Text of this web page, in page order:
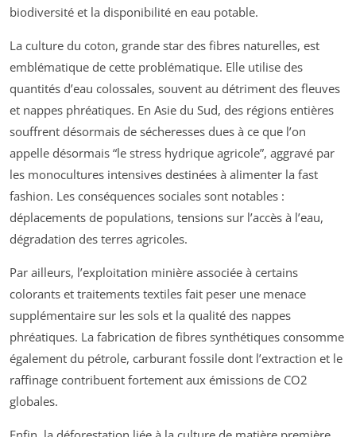
biodiversité et la disponibilité en eau potable.
La culture du coton, grande star des fibres naturelles, est
emblématique de cette problématique. Elle utilise des
quantités d’eau colossales, souvent au détriment des fleuves
et nappes phréatiques. En Asie du Sud, des régions entières
souffrent désormais de sécheresses dues à ce que l’on
appelle désormais “le stress hydrique agricole”, aggravé par
les monocultures intensives destinées à alimenter la fast
fashion. Les conséquences sociales sont notables :
déplacements de populations, tensions sur l’accès à l’eau,
dégradation des terres agricoles.
Par ailleurs, l’exploitation minière associée à certains
colorants et traitements textiles fait peser une menace
supplémentaire sur les sols et la qualité des nappes
phréatiques. La fabrication de fibres synthétiques consomme
également du pétrole, carburant fossile dont l’extraction et le
raffinage contribuent fortement aux émissions de CO2
globales.